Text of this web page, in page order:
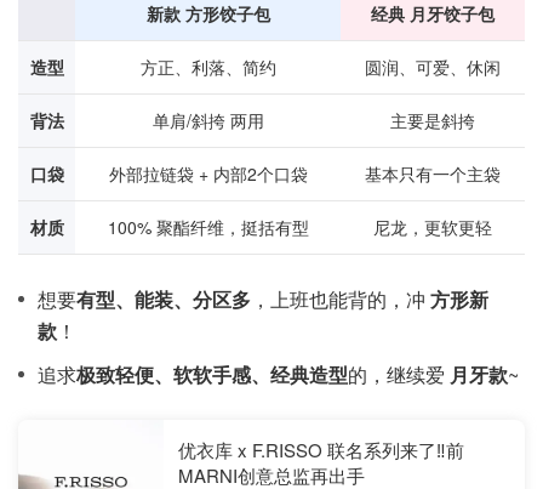
新款 方形饺子包 经典 月牙饺子包
造型 方正、利落、简约 圆润、可爱、休闲
背法 单肩/斜挎 两用 主要是斜挎
口袋 外部拉链袋 + 内部2个口袋 基本只有一个主袋
材质 100% 聚酯纤维，挺括有型 尼龙，更软更轻
想要有型、能装、分区多 ，上班也能背的，冲 方形新
款 ！
追求极致轻便、软软手感、经典造型的，继续爱 月牙款~
优衣库 x F.RISSO 联名系列来了‼️前
MARNI创意总监再出手